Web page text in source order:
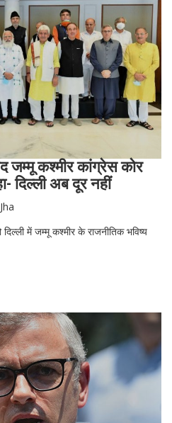
जम्मू कश्मीर कांग्रेस कोर
दिल्ली अब दूर नहीं
में जम्मू कश्मीर के राजनीतिक भविष्य